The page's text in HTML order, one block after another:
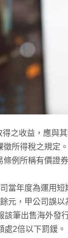
之收益，應與
所得稅之規定。
例所稱有價證
當年度為運用
元，甲公司誤
筆出售海外發
2倍以下罰鍰。